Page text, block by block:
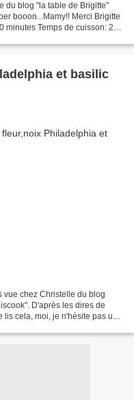
du blog "la table de Brigitte"
booon...Mamy!! Merci Brigitte
minutes Temps de cuisson: 20
et basilic
vue chez Christelle du blog
D'après les dires de
cela, moi, je n'hésite pas une